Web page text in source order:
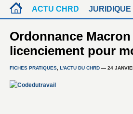
ACTU CHRD JURIDIQUE
Ordonnance
licenciement pour
FICHES PRATIQUES L'ACTU DU CHRD — 24